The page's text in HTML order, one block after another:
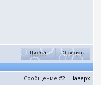
Сообщение#2 | Наверх